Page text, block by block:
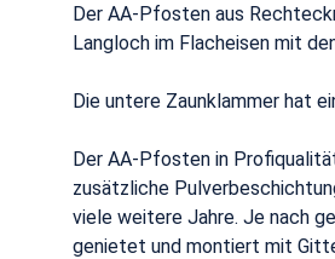
Der AA-Pfosten aus
Langloch im Flacheisen mit
Die untere Zaunklammer hat
Der AA-Pfosten in
zusätzliche
viele weitere Jahre. Je nach
genietet und montiert mit